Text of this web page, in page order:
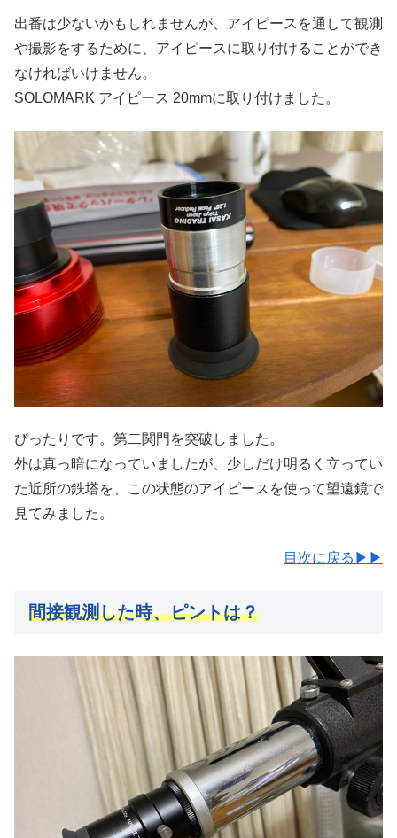
出番は少ないかもしれませんが、アイピースを通して観測
や撮影をするために、アイピースに取り付けることができ
なければいけません。
SOLOMARK アイピース 20mmに取り付けました。
ぴったりです。第二関門を突破しました。
外は真っ暗になっていましたが、少しだけ明るく立ってい
た近所の鉄塔を、この状態のアイピースを使って望遠鏡で
見てみました。
目次に戻る▶▶
間接観測した時、ピントは？